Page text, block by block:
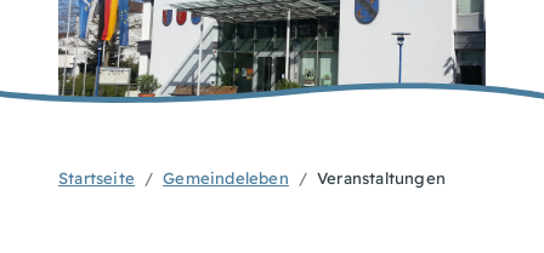
Startseite Gemeindeleben Veranstaltungen